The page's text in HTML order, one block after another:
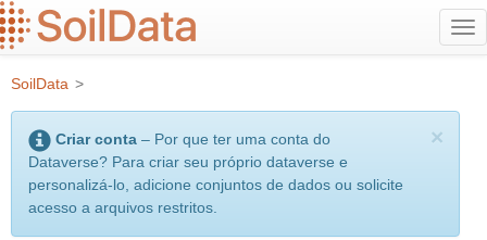
Ir
para
conteúdo
principal
SoilData >
×
Criar conta – Por que ter uma conta do
Dataverse? Para criar seu próprio dataverse e
personalizá-lo, adicione conjuntos de dados ou solicite
acesso a arquivos restritos.